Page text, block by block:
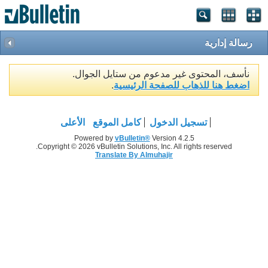
رسالة إدارية
نأسف، المحتوى غير مدعوم من ستايل الجوال.
اضغط هنا للذهاب للصفحة الرئيسية.
تسجيل الدخول كامل الموقع الأعلى
Powered by vBulletin®Version 4.2.5
Copyright © 2026 vBulletin Solutions, Inc. All rights reserved.
Translate By Almuhajir